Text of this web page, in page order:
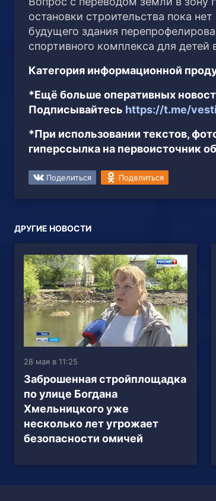
остановки строительства пока
будущего здания
спортивного комплекса для
Категория информационной
*Ещё больше оперативных
Подписывайтесь https://t.me/
*При использовании текстов,
гиперссылка на первоисточник
Поделиться Поделиться
ДРУГИЕ НОВОСТИ
28 мая в 11:25
Заброшенная стройплощадка
по улице Богдана
Хмельницкого уже
несколько лет угрожает
безопасности омичей